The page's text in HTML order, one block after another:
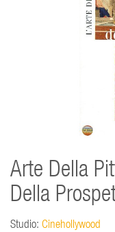
Arte Della
Della
Studio: Cinehollywood